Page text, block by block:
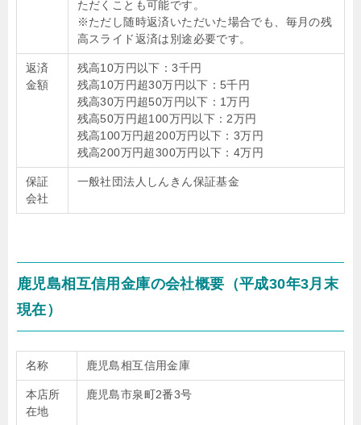
ただくことも可能です。
※ただし随時返済いただいた場合でも、毎月の残
高スライド返済は別途必要です。
返済
金額
残高10万円以下：3千円
残高10万円超30万円以下：5千円
残高30万円超50万円以下：1万円
残高50万円超100万円以下：2万円
残高100万円超200万円以下：3万円
残高200万円超300万円以下：4万円
保証
会社
一般社団法人しんきん保証基金
鹿児島相互信用金庫の会社概要（平成30年3月末
現在）
名称 鹿児島相互信用金庫
本店所
在地
鹿児島市泉町2番3号